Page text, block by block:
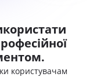
користувачам